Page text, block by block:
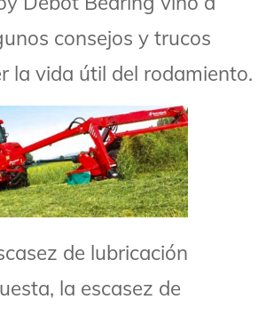
consejos y trucos
la vida útil del rodamiento.
de lubricación
la escasez de